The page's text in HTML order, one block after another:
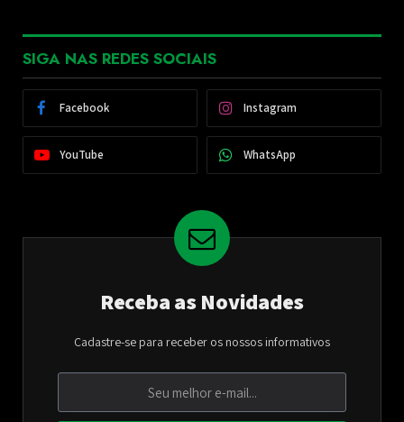
SIGA NAS REDES SOCIAIS
Facebook Instagram
YouTube WhatsApp
Receba as Novidades
Cadastre-se para receber os nossos informativos